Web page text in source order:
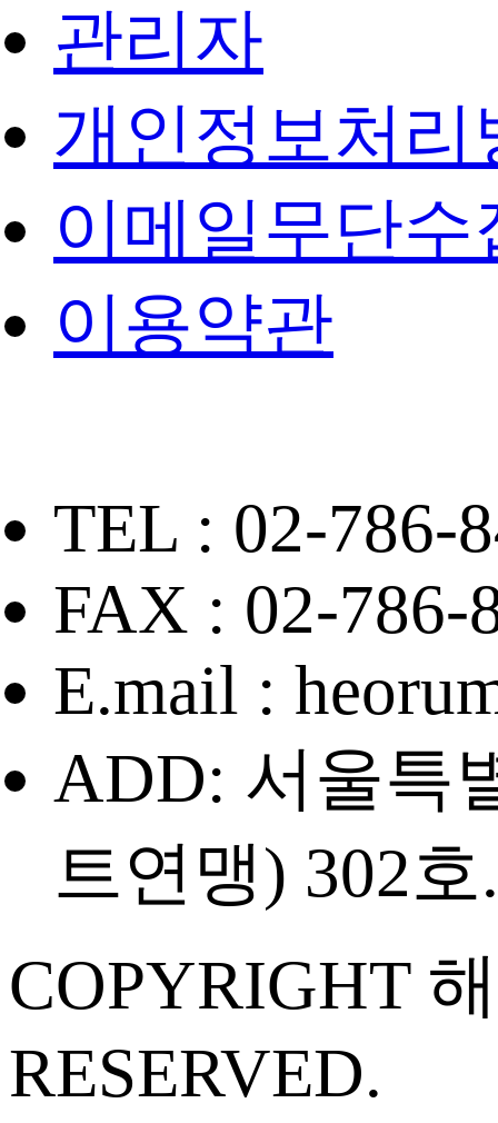
관리자
개인정보처리
이메일무단수
이용약관
TEL : 02-786-
FAX : 02-786-
E.mail :
ADD: 서울특
트연맹) 302
COPYRIGHT
RESERVED.